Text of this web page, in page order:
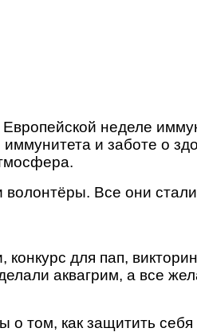
неделе
и заботе о
Все они
для пап,
аквагрим, а все
том, как защитить себя